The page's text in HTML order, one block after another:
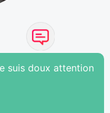
suis doux attention